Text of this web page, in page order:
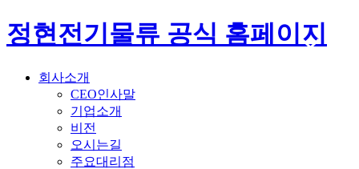
정현전기물류 공식 홈페이지
회사소개
CEO인사말
기업소개
비전
오시는길
주요대리점